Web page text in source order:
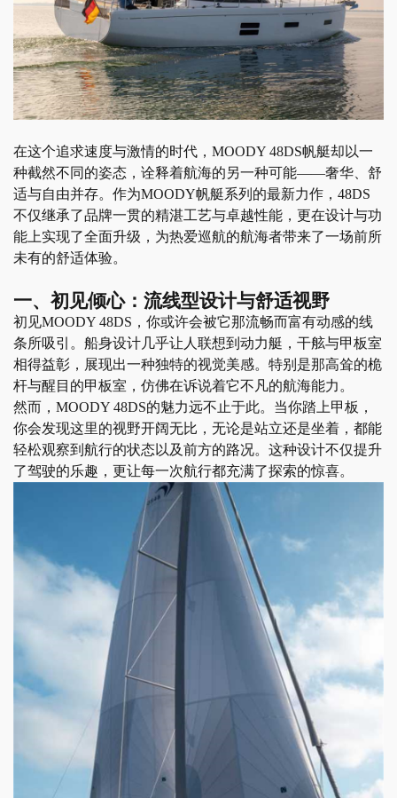
在这个追求速度与激情的时代， MOODY 48DS帆艇却以一
种截然不同的姿态，诠释着航海的另一种可能——奢华、舒
适与自由并存。作为MOODY帆艇系列的最新力作， 48DS
不仅继承了品牌一贯的精湛工艺与卓越性能，更在设计与功
能上实现了全面升级，为热爱巡航的航海者带来了一场前所
未有的舒适体验。
一、初见倾心：流线型设计与舒适视野
初见MOODY 48DS，你或许会被它那流畅而富有动感的线
条所吸引。船身设计几乎让人联想到动力艇，干舷与甲板室
相得益彰，展现出一种独特的视觉美感。特别是那高耸的桅
杆与醒目的甲板室，仿佛在诉说着它不凡的航海能力。
然而， MOODY 48DS的魅力远不止于此。当你踏上甲板，
你会发现这里的视野开阔无比，无论是站立还是坐着，都能
轻松观察到 航行的状态以及前方的路况。这种设计不仅提升
了驾驶的乐趣，更让每一次航行都充满了探索的惊喜。